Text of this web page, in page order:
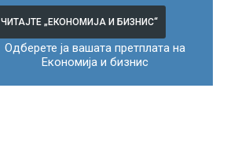
ЧИТАЈТЕ „ЕКОНОМИЈА И БИЗНИС“
Одберете ја вашата претплата на
Економија и бизнис